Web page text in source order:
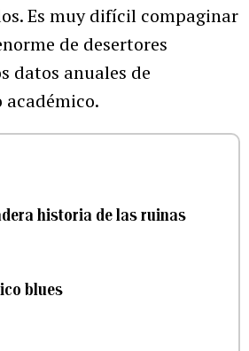
Es muy difícil compaginar
de desertores
datos anuales de
historia de las ruinas
blues